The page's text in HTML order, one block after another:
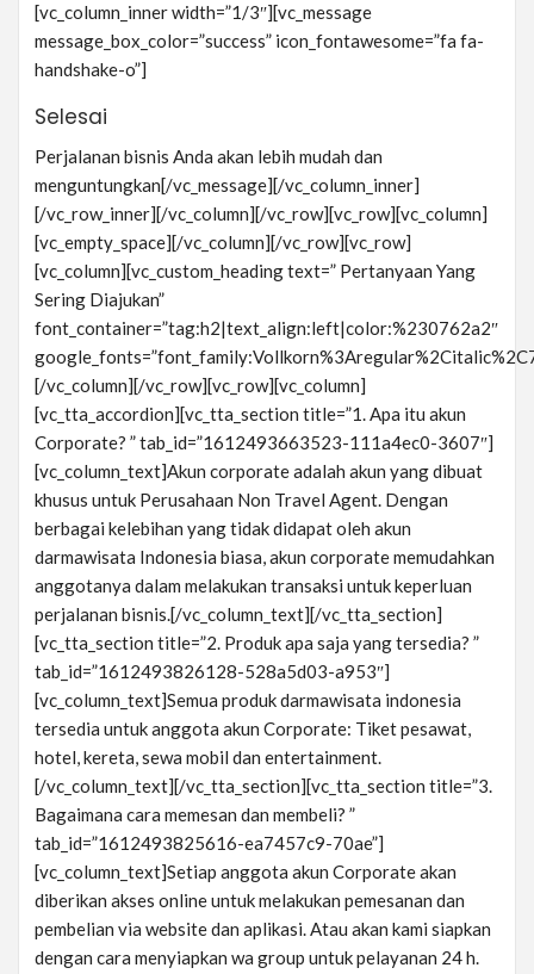
[vc_column_inner width=”1/3″][vc_message
message_box_color=”success” icon_fontawesome=”fa fa-
handshake-o”]
Selesai
Perjalanan bisnis Anda akan lebih mudah dan
menguntungkan[/vc_message][/vc_column_inner]
[/vc_row_inner][/vc_column][/vc_row][vc_row][vc_column]
[vc_empty_space][/vc_column][/vc_row][vc_row]
[vc_column][vc_custom_heading text=” Pertanyaan Yang
Sering Diajukan”
font_container=”tag:h2|text_align:left|color:%230762a2″
[/vc_column][/vc_row][vc_row][vc_column]
[vc_tta_accordion][vc_tta_section title=”1. Apa itu akun
Corporate? ” tab_id=”1612493663523-111a4ec0-3607″]
[vc_column_text]Akun corporate adalah akun yang dibuat
khusus untuk Perusahaan Non Travel Agent. Dengan
berbagai kelebihan yang tidak didapat oleh akun
darmawisata Indonesia biasa, akun corporate memudahkan
anggotanya dalam melakukan transaksi untuk keperluan
perjalanan bisnis.[/vc_column_text][/vc_tta_section]
[vc_tta_section title=”2. Produk apa saja yang tersedia? ”
tab_id=”1612493826128-528a5d03-a953″]
[vc_column_text]Semua produk darmawisata indonesia
tersedia untuk anggota akun Corporate: Tiket pesawat,
hotel, kereta, sewa mobil dan entertainment.
[/vc_column_text][/vc_tta_section][vc_tta_section title=”3.
Bagaimana cara memesan dan membeli? ”
tab_id=”1612493825616-ea7457c9-70ae”]
[vc_column_text]Setiap anggota akun Corporate akan
diberikan akses online untuk melakukan pemesanan dan
pembelian via website dan aplikasi. Atau akan kami siapkan
dengan cara menyiapkan wa group untuk pelayanan 24 h.